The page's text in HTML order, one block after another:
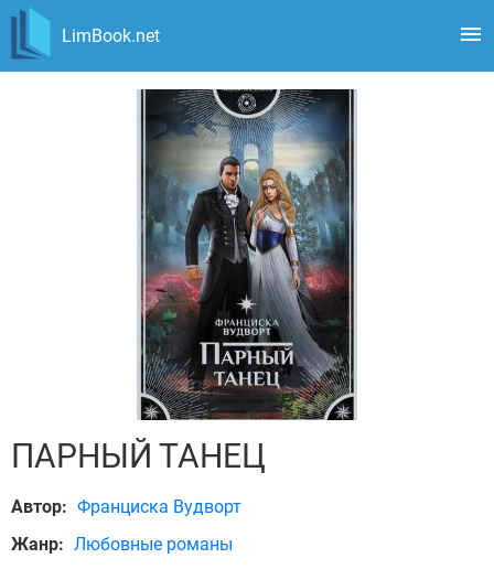
LimBook.net
ПАРНЫЙ ТАНЕЦ
Автор: Франциска Вудворт
Жанр: Любовные романы